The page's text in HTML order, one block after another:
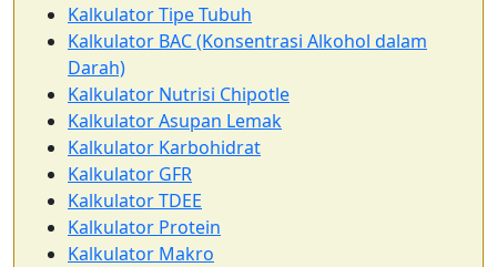
Kalkulator Tipe Tubuh
Kalkulator BAC (Konsentrasi Alkohol dalam
Darah)
Kalkulator Nutrisi Chipotle
Kalkulator Asupan Lemak
Kalkulator Karbohidrat
Kalkulator GFR
Kalkulator TDEE
Kalkulator Protein
Kalkulator Makro